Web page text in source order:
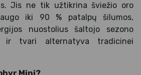
Jis ne tik užtikrina šviežio oro
iki 90 % patalpų šilumos,
nuostolius šaltojo sezono
ir tvari alternatyva tradicinei